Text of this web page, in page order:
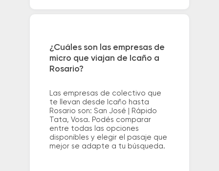
¿Cuáles son las empresas de
micro que viajan de Icaño a
Rosario?
Las empresas de colectivo que
te llevan desde Icaño hasta
Rosario son: San José | Rápido
Tata, Vosa. Podés comparar
entre todas las opciones
disponibles y elegir el pasaje que
mejor se adapte a tu búsqueda.